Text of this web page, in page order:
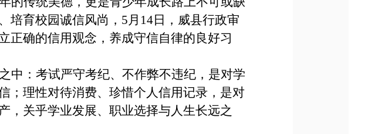
培育校园诚信风尚， 5月14日，威县行政审
正确的信用观念，养成守信自律的良好习
中：考试严守考纪、不作弊不违纪，是对学
；理性对待消费、珍惜个人信用记录，是对
，关乎学业发展、职业选择与人生长远之